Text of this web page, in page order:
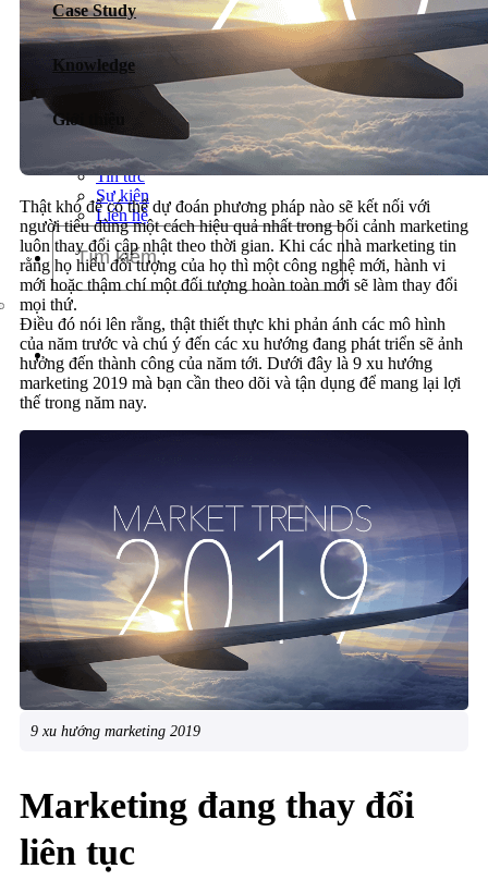
Dịch vụ chăm sóc website
Case Study
Knowledge
Giới thiệu
Giới thiệu
Tin tức
Sự kiện
Liên hệ
Thật khó để có thể dự đoán phương pháp nào sẽ kết nối với
người tiêu dùng một cách hiệu quả nhất trong bối cảnh marketing
luôn thay đổi cập nhật theo thời gian. Khi các nhà marketing tin
rằng họ hiểu đối tượng của họ thì một công nghệ mới, hành vi
mới hoặc thậm chí một đối tượng hoàn toàn mới sẽ làm thay đổi
mọi thứ.
Điều đó nói lên rằng, thật thiết thực khi phản ánh các mô hình
của năm trước và chú ý đến các xu hướng đang phát triển sẽ ảnh
hưởng đến thành công của năm tới. Dưới đây là 9 xu hướng
marketing 2019 mà bạn cần theo dõi và tận dụng để mang lại lợi
thế trong năm nay.
9 xu hướng marketing 2019
Marketing đang thay đổi
liên tục